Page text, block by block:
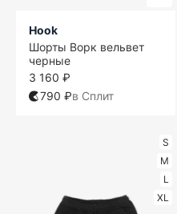
Hook
Шорты Ворк вельвет
черные
3 160 ₽
790 ₽в Сплит
S
M
L
XL